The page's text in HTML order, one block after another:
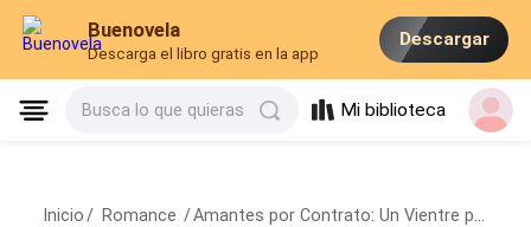
Buenovela
Descarga el libro gratis en la app
Descargar
Busca lo que quieras Mi biblioteca
Inicio / Romance /Amantes por Contrato: Un Vientre para el CEO